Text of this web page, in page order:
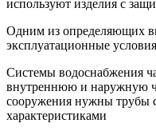
используют изделия с
Одним из определяющих
эксплуатационные
Системы водоснабжения
внутреннюю и наружную
сооружения нужны трубы
характеристиками